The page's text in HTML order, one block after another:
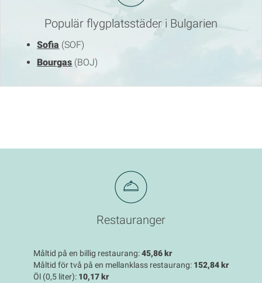
Populär flygplatsstäder i Bulgarien
Sofia (SOF)
Bourgas (BOJ)
Restauranger
Måltid på en billig restaurang:45,86 kr
Måltid för två på en mellanklass restaurang: 152,84 kr
Öl (0,5 liter): 10,17 kr